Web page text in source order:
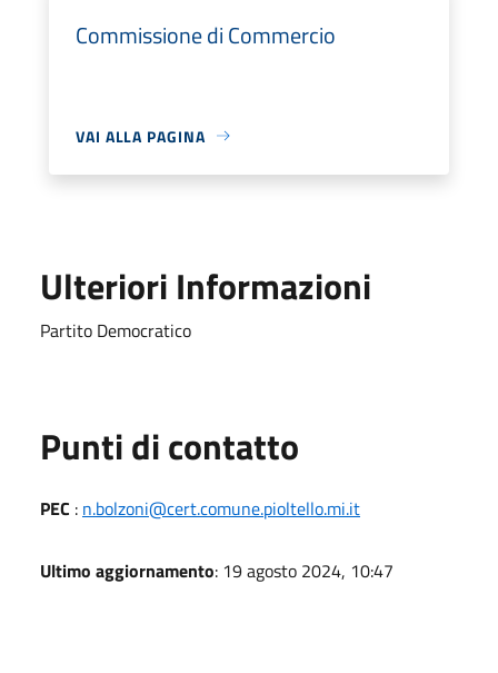
Commissione di Commercio
VAI ALLA PAGINA
Ulteriori Informazioni
Partito Democratico
Punti di contatto
PEC : n.bolzoni@cert.comune.pioltello.mi.it
Ultimo aggiornamento: 19 agosto 2024, 10:47